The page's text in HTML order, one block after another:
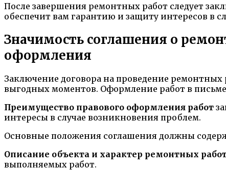
После завершения ремонтных работ следует
обеспечит вам гарантию и защиту интересов в
Значимость соглашения о
оформления
Заключение договора на проведение
выгодных моментов. Оформление работ в
Преимущество правового оформления работ
интересы в случае возникновения проблем.
Основные положения соглашения должны
Описание объекта и характер ремонтных
выполняемых работ.